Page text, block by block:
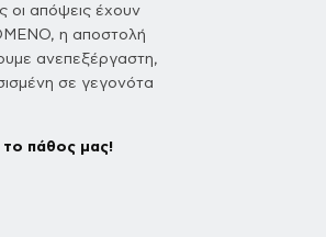
οι απόψεις έχουν
η αποστολή
ανεπεξέργαστη,
σε γεγονότα
πάθος μας!